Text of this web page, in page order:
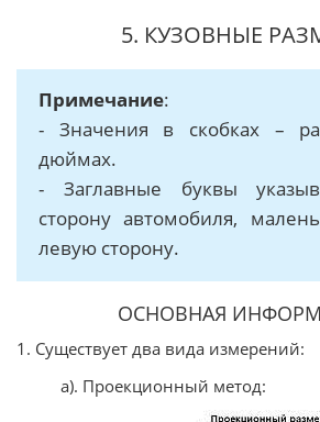
5. КУЗОВНЫЕ
Примечание:
- Значения в скобках –
дюймах.
- Заглавные буквы
сторону автомобиля,
левую сторону.
ОСНОВНАЯ
1. Существует два вида измерений:
а). Проекционный метод: